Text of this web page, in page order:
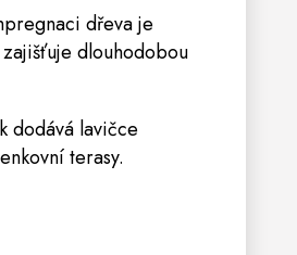
dřeva je
dlouhodobou
dodává lavičce
terasy.